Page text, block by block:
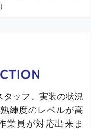
タッフ、実装の状況
練度のレベルが高
業員が対応出来ま